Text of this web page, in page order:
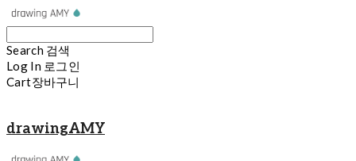
Search 검색
Log In 로그인
Cart장바구니
drawingAMY